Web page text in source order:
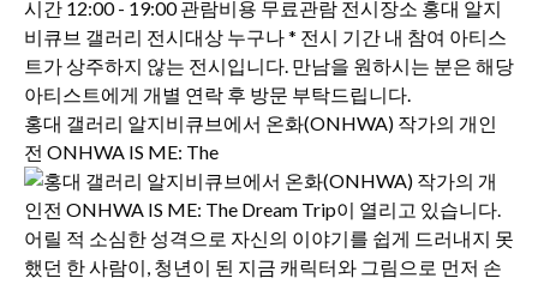
홍대 갤러리 알지비큐브에서 온화(ONHWA) 작가의 개인
전 ONHWA IS ME: The